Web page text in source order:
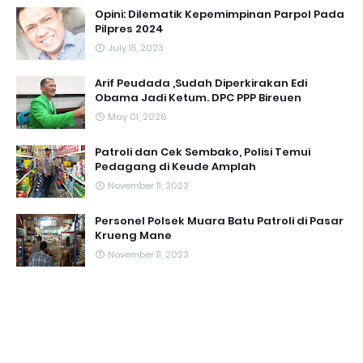
Opini: Dilematik Kepemimpinan Parpol Pada
Pilpres 2024
July 15, 2023
Arif Peudada ,Sudah Diperkirakan Edi
Obama Jadi Ketum. DPC PPP Bireuen
May 01, 2026
Patroli dan Cek Sembako, Polisi Temui
Pedagang di Keude Amplah
November 11, 2023
Personel Polsek Muara Batu Patroli di Pasar
Krueng Mane
November 11, 2023